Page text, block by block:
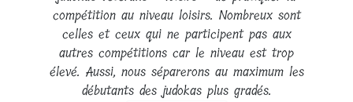
compétition au niveau loisirs. Nombreux sont
celles et ceux qui ne participent pas aux
autres compétitions car le niveau est trop
élevé. Aussi, nous séparerons au maximum les
débutants des judokas plus gradés.